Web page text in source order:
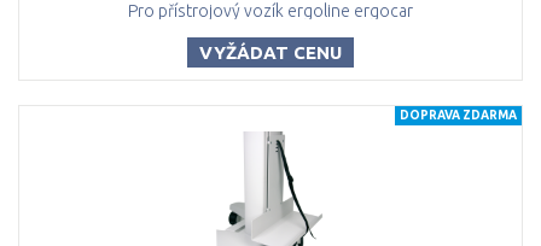
Pro přístrojový vozík ergoline ergocar
VYŽÁDAT CENU
DOPRAVA ZDARMA